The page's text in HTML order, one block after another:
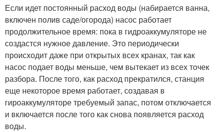
Если идет постоянный расход воды (набирается ванна,
включен полив саде/огорода) насос работает
продолжительное время: пока в гидроаккумуляторе не
создастся нужное давление. Это периодически
происходит даже при открытых всех кранах, так как
насос подает воды меньше, чем вытекает из всех точек
разбора. После того, как расход прекратился, станция
еще некоторое время работает, создавая в
гироаккумуляторе требуемый запас, потом отключается
и включается после того как снова появляется расход
воды.